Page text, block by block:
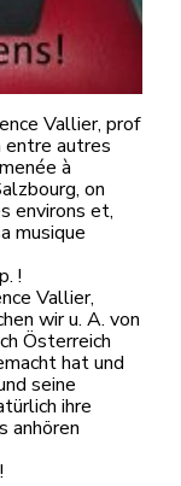
Vallier, prof
entre autres
à
on
environs et,
musique
!
Vallier,
wir u. A. von
Österreich
hat und
seine
ihre
anhören